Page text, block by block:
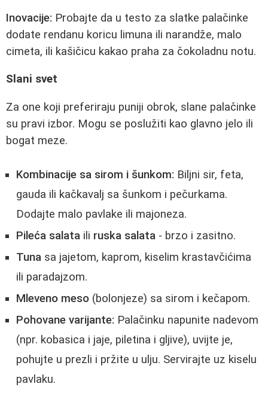
Inovacije: Probajte da u testo za slatke palačinke
dodate rendanu koricu limuna ili narandže, malo
cimeta, ili kašičicu kakao praha za čokoladnu notu.
Slani svet
Za one koji preferiraju puniji obrok, slane palačinke
su pravi izbor. Mogu se poslužiti kao glavno jelo ili
bogat meze.
Kombinacije sa sirom i šunkom: Biljni sir, feta,
gauda ili kačkavalj sa šunkom i pečurkama.
Dodajte malo pavlake ili majoneza.
Pileća salata ili ruska salata - brzo i zasitno.
Tuna sa jajetom, kaprom, kiselim krastavčićima
ili paradajzom.
Mleveno meso (bolonjeze) sa sirom i kečapom.
Pohovane varijante: Palačinku napunite nadevom
(npr. kobasica i jaje, piletina i gljive), uvijte je,
pohujte u prezli i pržite u ulju. Servirajte uz kiselu
pavlaku.